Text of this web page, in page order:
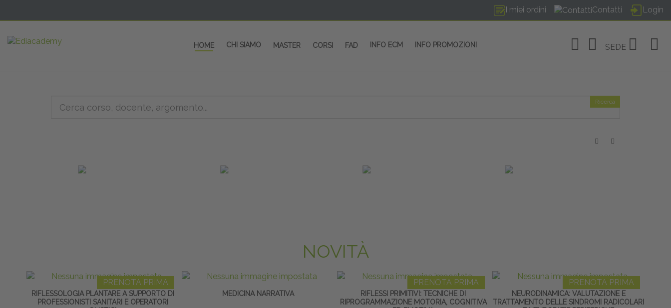
I miei ordini Contatti Login
HOME CHI SIAMO MASTER CORSI FAD INFO ECM INFO PROMOZIONI SEDE
Ricerca
NOVITÀ
PRENOTA PRIMA
RIFLESSOLOGIA PLANTARE A SUPPORTO DI
PROFESSIONISTI SANITARI E OPERATORI
MEDICINA NARRATIVA
PRENOTA PRIMA
RIFLESSI PRIMITIVI: TECNICHE DI
RIPROGRAMMAZIONE MOTORIA, COGNITIVA
PRENOTA PRIMA
NEURODINAMICA: VALUTAZIONE E
TRATTAMENTO DELLE SINDROMI RADICOLARI